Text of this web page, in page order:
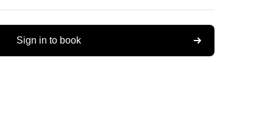
Sign in to book